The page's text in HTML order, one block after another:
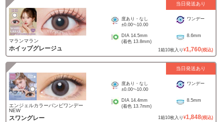
当日発送あり
マランマラン
ホイップグレージュ
度あり・なし
±0.00~-10.00
ワンデー
DIA 14.5mm
(着色 13.8mm)
8.6mm
1箱10枚入り ¥1,760(税込)
当日発送あり
エンジェルカラーバンビワンデー
NEW
スワングレー
度あり・なし
±0.00~-10.00
ワンデー
DIA 14.4mm
(着色 13.7mm)
8.5mm
1箱10枚入り ¥1,848(税込)